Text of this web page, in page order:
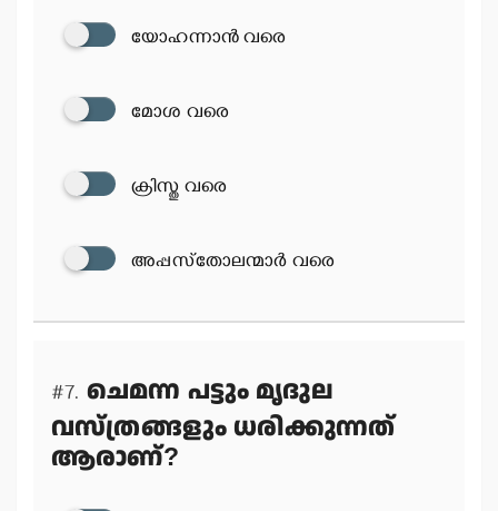
യോഹന്നാന്‍ വരെ
മോശ വരെ
ക്രിസ്തു വരെ
അപ്പസ്‌തോലന്മാര്‍ വരെ
#7. ചെമന്ന പട്ടും മൃദുല
വസ്ത്രങ്ങളും ധരിക്കുന്നത്
ആരാണ്?